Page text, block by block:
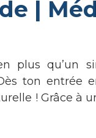
|
plus qu’un
ton entrée
! Grâce à